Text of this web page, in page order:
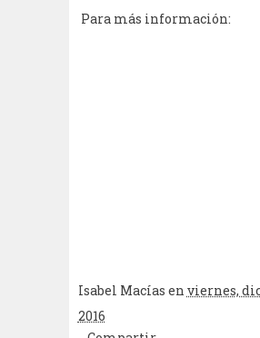
Para más información:
Isabel Macías en viernes,
2016